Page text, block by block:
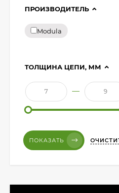
ПРОИЗВОДИТЕЛЬ
Modula
ТОЛЩИНА ЦЕПИ, ММ
—
ПОКАЗАТЬ